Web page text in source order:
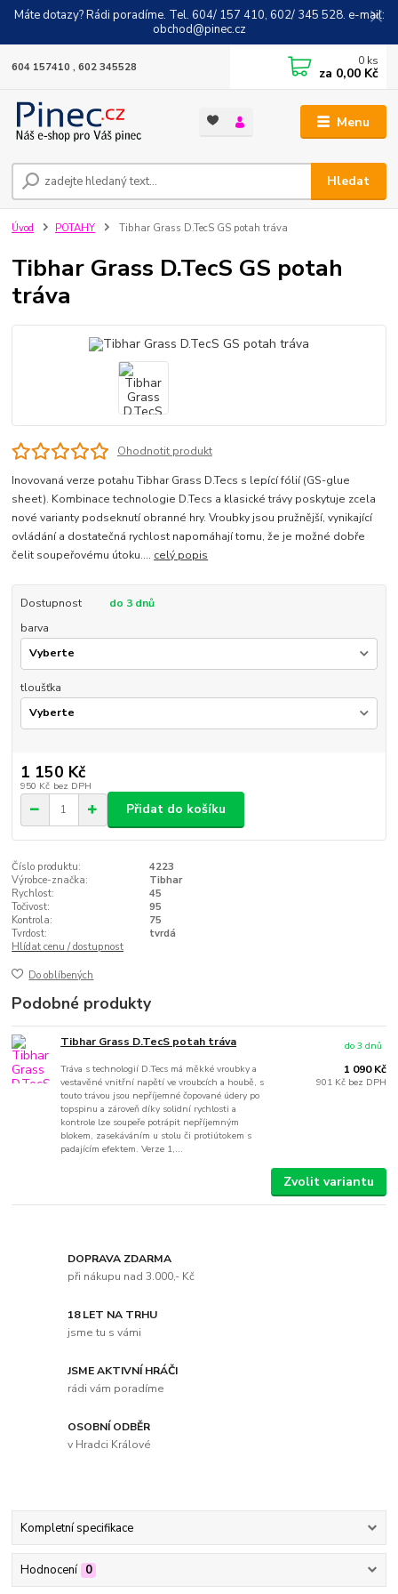
Máte dotazy? Rádi poradíme. Tel. 604/ 157 410, 602/ 345 528. e-mail:
obchod@pinec.cz
Menu
Hledat
604 157410 , 602 345528 0 ks
za 0,00 Kč
Úvod POTAHY Tibhar Grass D.TecS GS potah tráva
Tibhar Grass D.TecS GS potah
tráva
Ohodnotit produkt
Inovovaná verze potahu Tibhar Grass D.Tecs s lepící fólií (GS-glue
sheet). Kombinace technologie D.Tecs a klasické trávy poskytuje zcela
nové varianty podseknutí obranné hry. Vroubky jsou pružnější, vynikající
ovládání a dostatečná rychlost napomáhají tomu, že je možné dobře
čelit soupeřovému útoku.... celý popis
Dostupnost
do 3 dnů
barva
tloušťka
1 150 Kč
950 Kč bez DPH
Přidat do košíku
Číslo produktu:
4223
Výrobce-značka:
Tibhar
Rychlost:
45
Točivost:
95
Kontrola:
75
Tvrdost:
tvrdá
Hlídat cenu / dostupnost
Do oblíbených
Podobné produkty
Tibhar Grass D.TecS potah tráva
Tráva s technologií D.Tecs má měkké vroubky a
vestavěné vnitřní napětí ve vroubcích a houbě, s
touto trávou jsou nepříjemné čopované údery po
topspinu a zároveň díky solidní rychlosti a
kontrole lze soupeře potrápit nepříjemným
blokem, zasekáváním u stolu či protiútokem s
padajícím efektem. Verze 1,...
1 090 Kč
901 Kč bez DPH
do 3 dnů
Zvolit variantu
DOPRAVA ZDARMA
při nákupu nad 3.000,- Kč
18 LET NA TRHU
jsme tu s vámi
JSME AKTIVNÍ HRÁČI
rádi vám poradíme
OSOBNÍ ODBĚR
v Hradci Králové
Kompletní specifikace
Hodnocení 0